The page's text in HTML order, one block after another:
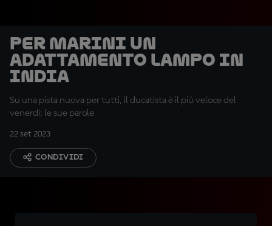
Per Marini un
adattamento lampo in
India
Su una pista nuova per tutti, il ducatista è il piú veloce del
venerdí: le sue parole
22 set 2023
CONDIVIDI